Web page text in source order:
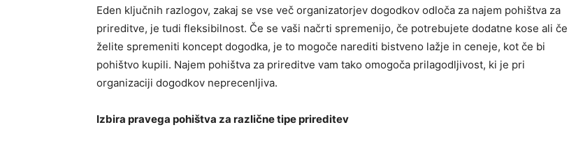
Eden ključnih razlogov, zakaj se vse več organizatorjev dogodkov odloča za najem pohištva za
prireditve, je tudi fleksibilnost. Če se vaši načrti spremenijo, če potrebujete dodatne kose ali če
želite spremeniti koncept dogodka, je to mogoče narediti bistveno lažje in ceneje, kot če bi
pohištvo kupili. Najem pohištva za prireditve vam tako omogoča prilagodljivost, ki je pri
organizaciji dogodkov neprecenljiva.
Izbira pravega pohištva za različne tipe prireditev